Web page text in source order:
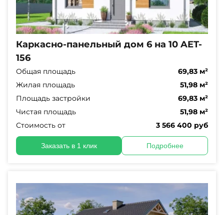
Каркасно-панельный дом 6 на 10 AET-
156
Общая площадь
69,83 м²
Жилая площадь
51,98 м²
Площадь застройки
69,83 м²
Чистая площадь
51,98 м²
Стоимость от
3 566 400 руб
Заказать в 1 клик Подробнее